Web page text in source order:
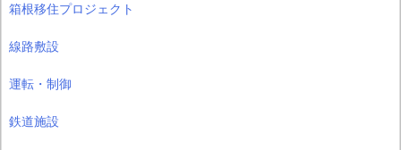
箱根移住プロジェクト
線路敷設
運転・制御
鉄道施設